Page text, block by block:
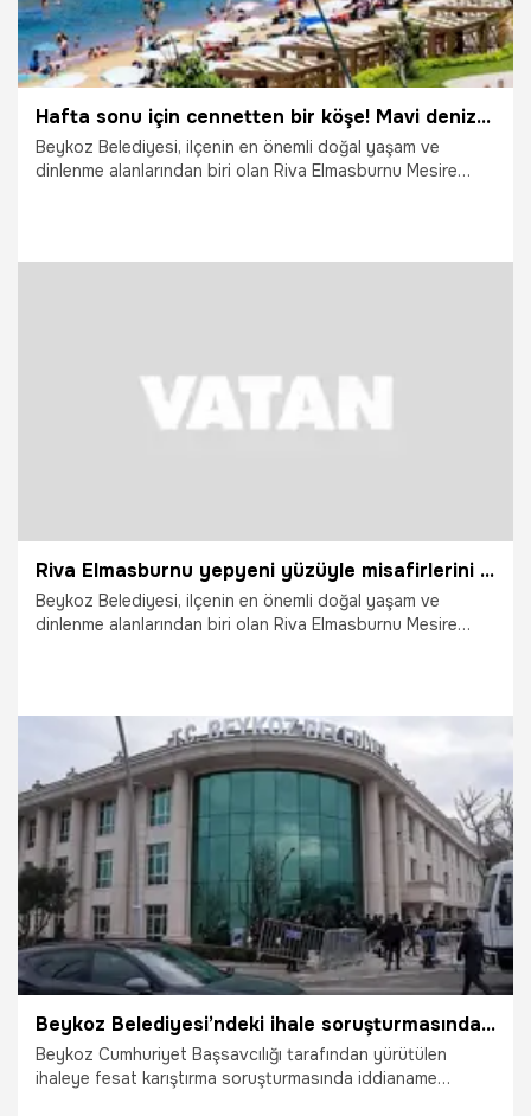
Hafta sonu için cennetten bir köşe! Mavi deniz ve yeşil doğa iç içe
Beykoz Belediyesi, ilçenin en önemli doğal yaşam ve
dinlenme alanlarından biri olan Riva Elmasburnu Mesire
güvenlik ve konfor standartları da yükseltildi.
Riva Elmasburnu yepyeni yüzüyle misafirlerini bekliyor
Beykoz Belediyesi, ilçenin en önemli doğal yaşam ve
dinlenme alanlarından biri olan Riva Elmasburnu Mesire
güvenlik ve konfor standartları da yükseltildi.
11.06.2026 Vatan TV
Beykoz Belediyesi’ndeki ihale soruşturmasında iddianame kabul edildi! Sanıkların hakim karşısına çıkacağı tarih belli oldu
Beykoz Cumhuriyet Başsavcılığı tarafından yürütülen
ihaleye fesat karıştırma soruşturmasında iddianame